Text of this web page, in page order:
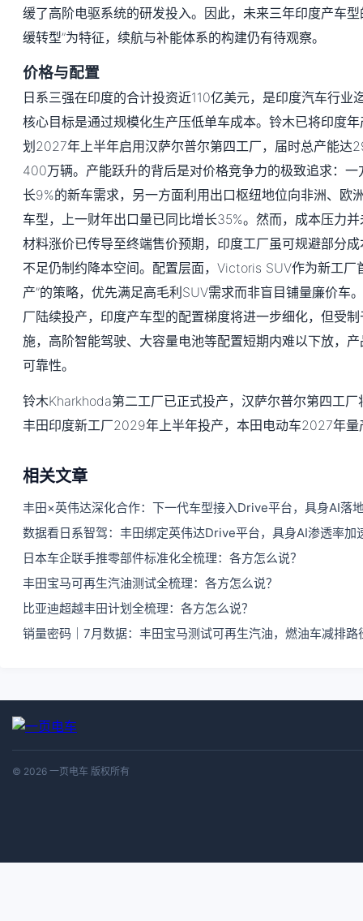
缓了高阶电驱系统的研发投入。因此，未来三年印度产车
缓转型”为特征，续航与补能体系的构建仍有待观察。
价格与配置
日系三强在印度的合计投资近110亿美元，是印度汽车行业
核心目标是通过规模化生产压低单车成本。铃木已将印度
划2027年上半年启用汉萨尔普尔第四工厂，届时总产能达
400万辆。产能跃升的背后是对价格竞争力的极致追求：
长9%的新车需求，另一方面利用出口枢纽地位向非洲、欧
车型，上一财年出口量已同比增长35%。然而，成本压力
材料涨价已传导至终端售价预期，印度工厂虽可规避部分
不足仍制约降本空间。配置层面，Victoris SUV作为新工厂
产”的策略，优先满足高毛利SUV需求而非盲目铺量廉价车
厂陆续投产，印度产车型的配置梯度将进一步细化，但受
施，高阶智能驾驶、大容量电池等配置短期内难以下放，
可靠性。
铃木Kharkhoda第二工厂已正式投产，汉萨尔普尔第四工
丰田印度新工厂2029年上半年投产，本田电动车2027年量
相关文章
丰田×英伟达深化合作：下一代车型接入Drive平台，具身AI落
数据看日系智驾：丰田绑定英伟达Drive平台，具身AI渗透率加
日本车企联手推零部件标准化全梳理：各方怎么说？
丰田宝马可再生汽油测试全梳理：各方怎么说？
比亚迪超越丰田计划全梳理：各方怎么说？
销量密码｜7月数据：丰田宝马测试可再生汽油，燃油车减排路
© 2026 一页电车 版权所有